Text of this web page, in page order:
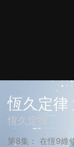
恆久定律
恆久定律
第8集： 在恆9維